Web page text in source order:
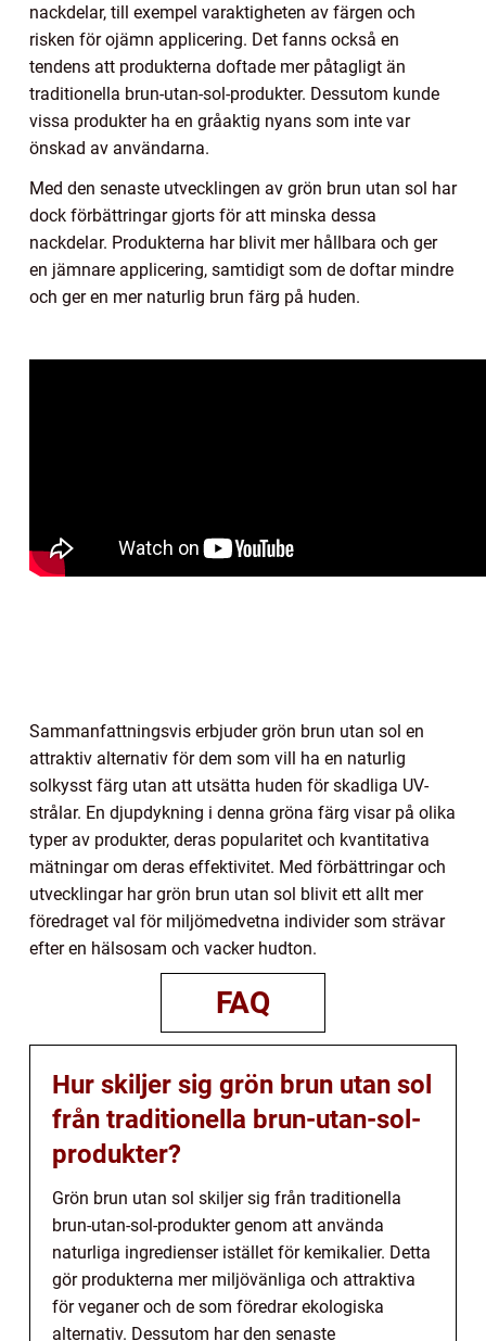
nackdelar, till exempel varaktigheten av färgen och
risken för ojämn applicering. Det fanns också en
tendens att produkterna doftade mer påtagligt än
traditionella brun-utan-sol-produkter. Dessutom kunde
vissa produkter ha en gråaktig nyans som inte var
önskad av användarna.
Med den senaste utvecklingen av grön brun utan sol har
dock förbättringar gjorts för att minska dessa
nackdelar. Produkterna har blivit mer hållbara och ger
en jämnare applicering, samtidigt som de doftar mindre
och ger en mer naturlig brun färg på huden.
Sammanfattningsvis erbjuder grön brun utan sol en
attraktiv alternativ för dem som vill ha en naturlig
solkysst färg utan att utsätta huden för skadliga UV-
strålar. En djupdykning i denna gröna färg visar på olika
typer av produkter, deras popularitet och kvantitativa
mätningar om deras effektivitet. Med förbättringar och
utvecklingar har grön brun utan sol blivit ett allt mer
föredraget val för miljömedvetna individer som strävar
efter en hälsosam och vacker hudton.
FAQ
Hur skiljer sig grön brun utan sol
från traditionella brun-utan-sol-
produkter?
Grön brun utan sol skiljer sig från traditionella
brun-utan-sol-produkter genom att använda
naturliga ingredienser istället för kemikalier. Detta
gör produkterna mer miljövänliga och attraktiva
för veganer och de som föredrar ekologiska
alternativ. Dessutom har den senaste